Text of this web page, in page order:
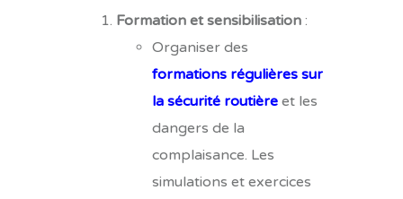
Formation et sensibilisation :
Organiser des
formations régulières sur
la sécurité routière et les
dangers de la
complaisance. Les
simulations et exercices